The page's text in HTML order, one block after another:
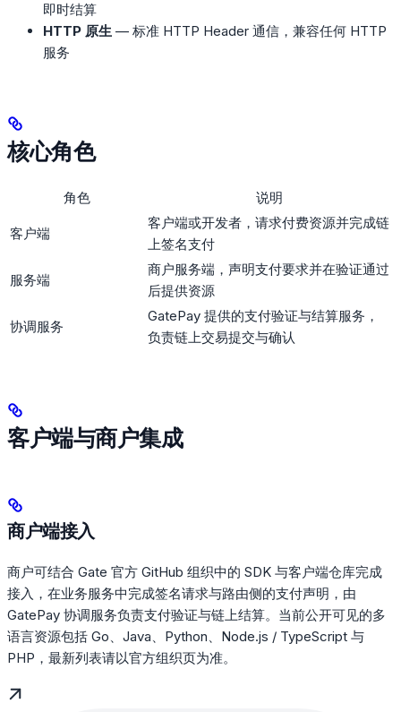
即时结算
HTTP 原生 — 标准 HTTP Header 通信，兼容任何 HTTP
服务
核心角色
角色 说明
客户端
客户端或开发者，请求付费资源并完成链
上签名支付
服务端
商户服务端，声明支付要求并在验证通过
后提供资源
协调服务
GatePay 提供的支付验证与结算服务，
负责链上交易提交与确认
客户端与商户集成
商户端接入
商户可结合 Gate 官方 GitHub 组织中的 SDK 与客户端仓库完成
接入，在业务服务中完成签名请求与路由侧的支付声明，由
GatePay 协调服务负责支付验证与链上结算。当前公开可见的多
语言资源包括 Go、Java、Python、Node.js / TypeScript 与
PHP，最新列表请以官方组织页为准。